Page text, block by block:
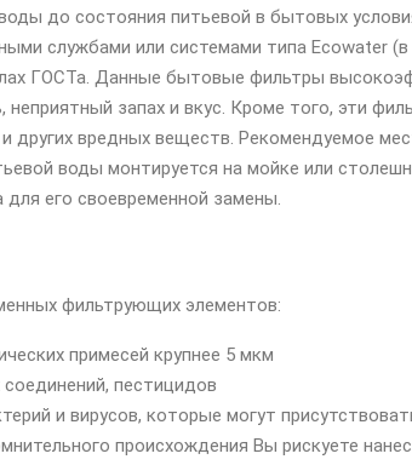
до состояния питьевой в бытовых
службами или системами типа Ecowater
ГОСТа. Данные бытовые фильтры
неприятный запах и вкус. Кроме того, эти
других вредных веществ. Рекомендуемое
воды монтируется на мойке или
его своевременной замены.
фильтрующих элементов:
примесей крупнее 5 мкм
соединений, пестицидов
и вирусов, которые могут
происхождения Вы рискуете